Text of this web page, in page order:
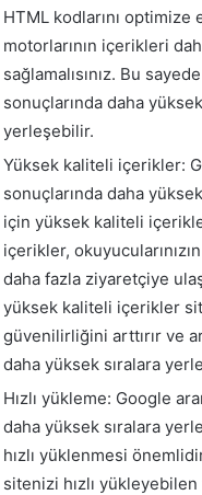
HTML kodlarını optimize
motorlarının içerikleri
sağlamalısınız. Bu
sonuçlarında daha
yerleşebilir.
Yüksek kaliteli içerikler:
sonuçlarında daha
için yüksek kaliteli
içerikler,
daha fazla ziyaretçiye
yüksek kaliteli içerikler
güvenilirliğini arttırır ve
daha yüksek sıralara
Hızlı yükleme: Google
daha yüksek sıralara
hızlı yüklenmesi
sitenizi hızlı